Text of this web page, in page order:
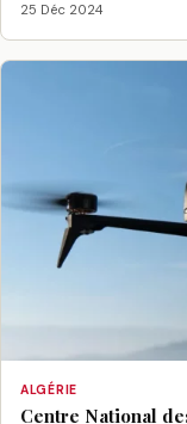
25 Déc 2024
ALGÉRIE
Centre National